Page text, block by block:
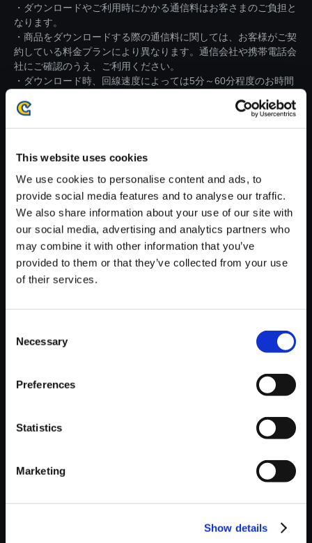
This website uses cookies
We use cookies to personalise content and ads, to
provide social media features and to analyse our traffic.
We also share information about your use of our site with
our social media, advertising and analytics partners who
may combine it with other information that you’ve
provided to them or that they’ve collected from your use
of their services.
Selection
Necessary
Preferences
Statistics
Marketing
Show details
・ダウンロードやご利用時にかかる通信料はお客さまのご負担と
なります。
・商品をダウンロードする際の通信料に関しては、お客様がご契
約している料金プランにより異なります。通信会社や携帯電話会
社にご確認のうえ、ご利用ください。
・ダウンロード時、回線速度によっては5分～60分程度のお時間
※ご購入いただいたファイルのダウンロードの際には、通信環境
【単曲】ロックマン5 サウンド
コレクション GET A WEAPON
150円
おすすめ商品